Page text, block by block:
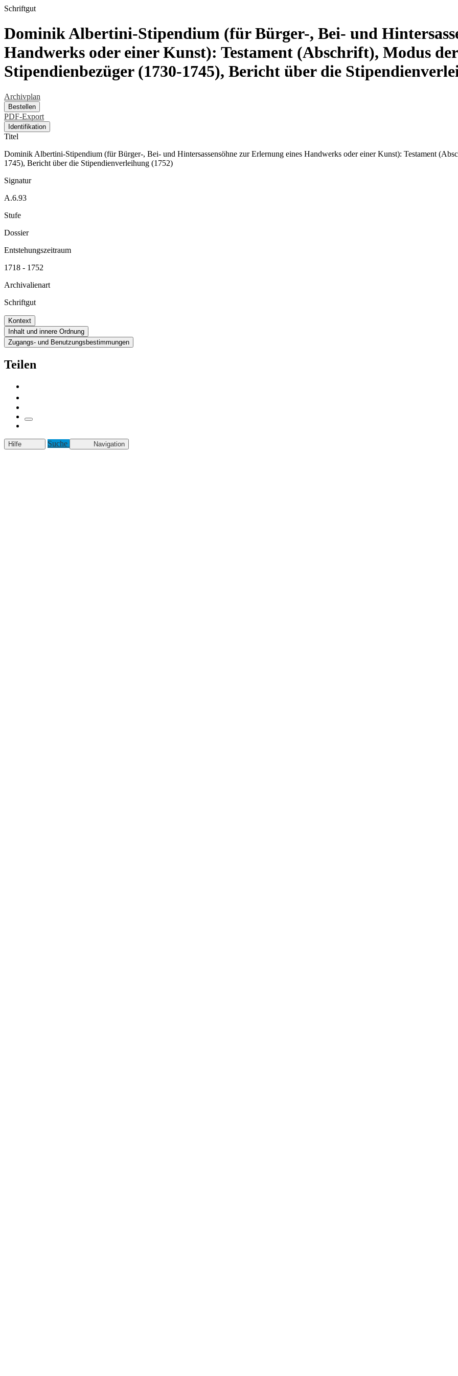
Schriftgut
Dominik Albertini-Stipendium (für Bürger-, Bei- und
Handwerks oder einer Kunst): Testament (Abschrift), Modus
Stipendienbezüger (1730-1745), Bericht über die
Archivplan
Bestellen
PDF-Export
Identifikation
Titel
Dominik Albertini-Stipendium (für Bürger-, Bei- und Hintersassensöhne zur Erlernung eines Handwerks oder einer Kunst): Testament
1745), Bericht über die Stipendienverleihung (1752)
Signatur
A.6.93
Stufe
Dossier
Entstehungszeitraum
1718 - 1752
Archivalienart
Schriftgut
Kontext
Inhalt und innere Ordnung
Zugangs- und Benutzungsbestimmungen
Teilen
Hilfe Suche Navigation